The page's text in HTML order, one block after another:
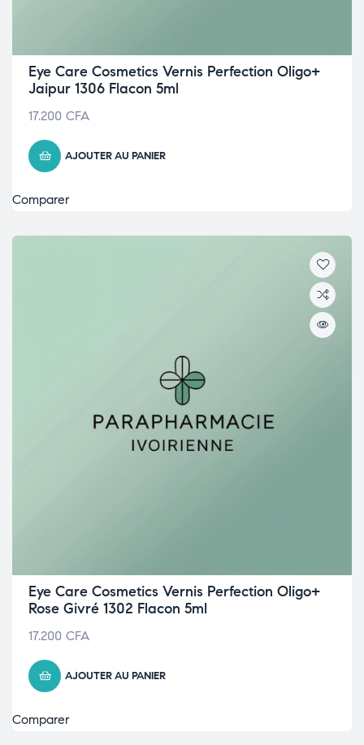
Eye Care Cosmetics Vernis Perfection Oligo+
Jaipur 1306 Flacon 5ml
17.200 CFA
AJOUTER AU PANIER
Comparer
Eye Care Cosmetics Vernis Perfection Oligo+
Rose Givré 1302 Flacon 5ml
17.200 CFA
AJOUTER AU PANIER
Comparer